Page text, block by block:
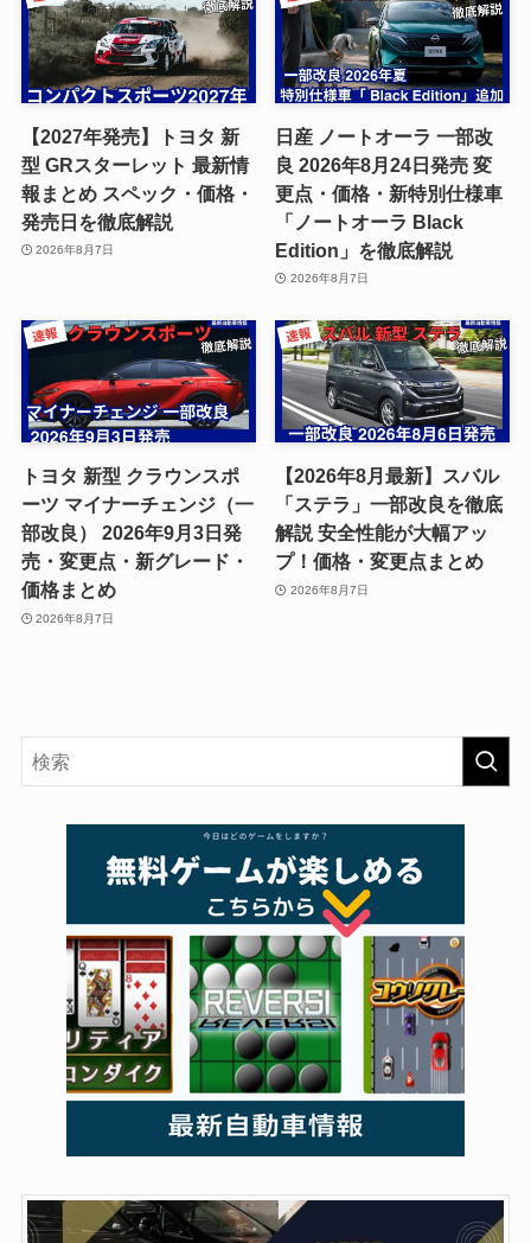
【2027年発売】トヨタ 新
型 GRスターレット 最新情
報まとめ スペック・価格・
発売日を徹底解説
2026年8月7日
日産 ノートオーラ 一部改
良 2026年8月24日発売 変
更点・価格・新特別仕様車
「ノートオーラ Black
Edition」を徹底解説
2026年8月7日
トヨタ 新型 クラウンスポ
ーツ マイナーチェンジ（一
部改良） 2026年9月3日発
売・変更点・新グレード・
価格まとめ
2026年8月7日
【2026年8月最新】スバル
「ステラ」一部改良を徹底
解説 安全性能が大幅アッ
プ！価格・変更点まとめ
2026年8月7日